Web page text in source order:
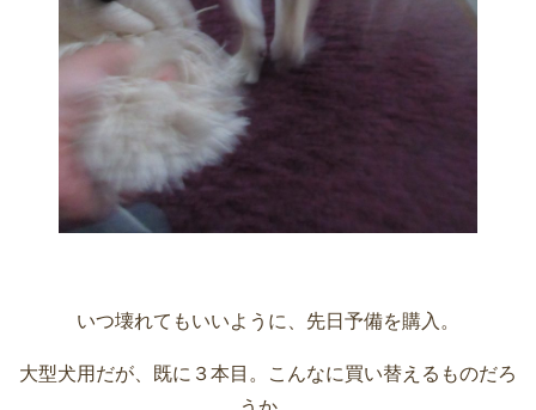
いつ壊れてもいいように、先日予備を購入。
大型犬用だが、既に３本目。こんなに買い替えるものだろ